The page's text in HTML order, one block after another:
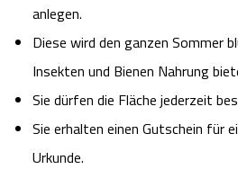
anlegen.
Diese wird den ganzen Sommer
Insekten und Bienen Nahrung
Sie dürfen die Fläche jederzeit
Sie erhalten einen Gutschein für
Urkunde.